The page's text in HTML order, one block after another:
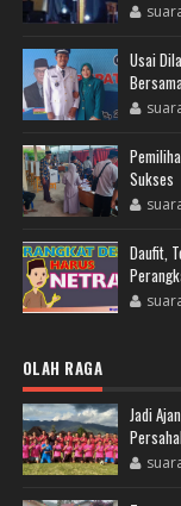
Usai
Sukses
Daufit,
OLAH RAGA
Jadi